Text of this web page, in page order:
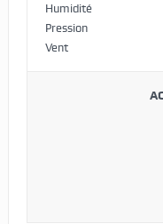
Humidité
Pression
Vent